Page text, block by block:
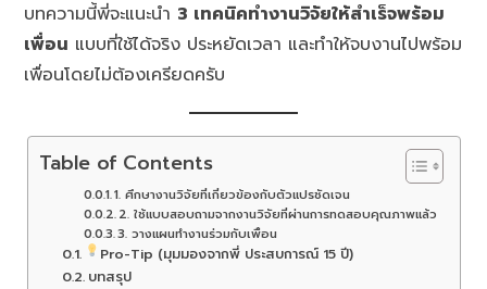
บทความนี้พี่จะแนะนำ 3 เทคนิคทำงานวิจัยให้สำเร็จพร้อม
เพื่อน แบบที่ใช้ได้จริง ประหยัดเวลา และทำให้จบงานไปพร้อม
เพื่อนโดยไม่ต้องเครียดครับ
Table of Contents
1. ศึกษางานวิจัยที่เกี่ยวข้องกับตัวแปรชัดเจน
2. ใช้แบบสอบถามจากงานวิจัยที่ผ่านการทดสอบคุณภาพแล้ว
3. วางแผนทำงานร่วมกับเพื่อน
Pro-Tip (มุมมองจากพี่ ประสบการณ์ 15 ปี)
บทสรุป